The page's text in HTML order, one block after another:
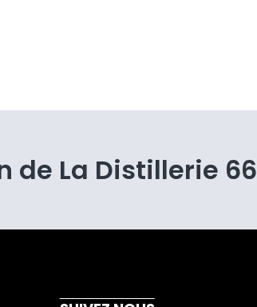
de La Distillerie 66